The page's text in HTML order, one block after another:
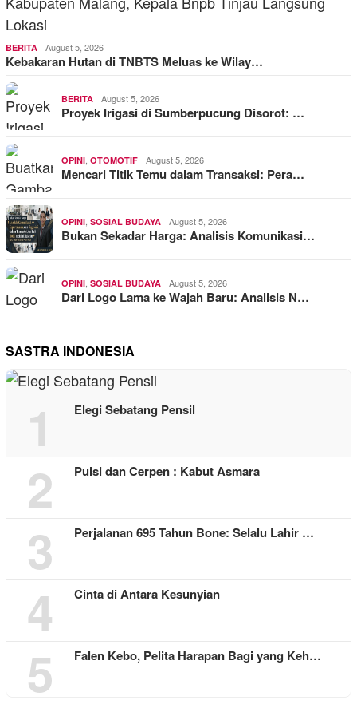
BERITA August 5, 2026
Kebakaran Hutan di TNBTS Meluas ke Wilay…
BERITA August 5, 2026
Proyek Irigasi di Sumberpucung Disorot: …
OPINI, OTOMOTIF August 5, 2026
Mencari Titik Temu dalam Transaksi: Pera…
OPINI, SOSIAL BUDAYA August 5, 2026
Bukan Sekadar Harga: Analisis Komunikasi…
OPINI, SOSIAL BUDAYA August 5, 2026
Dari Logo Lama ke Wajah Baru: Analisis N…
SASTRA INDONESIA
1 Elegi Sebatang Pensil
2 Puisi dan Cerpen : Kabut Asmara
3 Perjalanan 695 Tahun Bone: Selalu Lahir …
4 Cinta di Antara Kesunyian
5 Falen Kebo, Pelita Harapan Bagi yang Keh…